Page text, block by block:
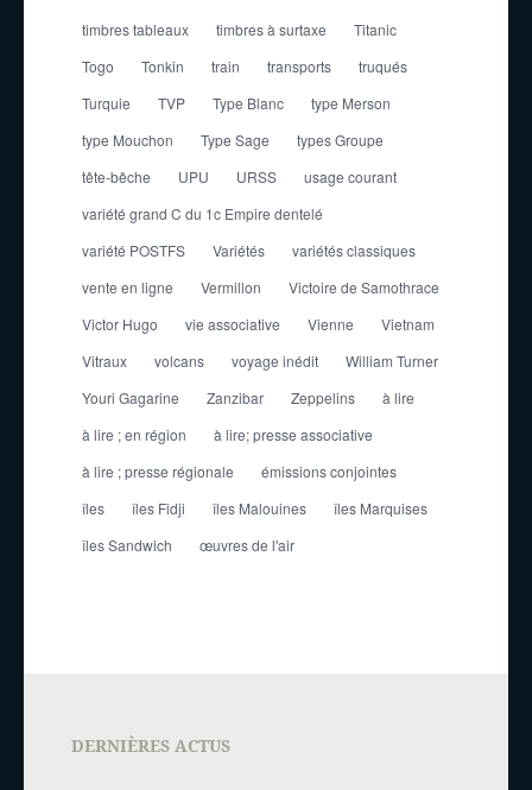
timbres tableaux
timbres à surtaxe
Titanic
Togo
Tonkin train transports
truqués
Turquie
TVP Type Blanc
type Merson
type Mouchon
Type Sage
types Groupe
tête-bêche
UPU URSS
usage courant
variété grand C du 1c Empire dentelé
variété POSTFS
Variétés
variétés classiques
vente en ligne
Vermillon
Victoire de Samothrace
Victor Hugo
vie associative Vienne
Vietnam
Vitraux
volcans voyage inédit
William Turner
Youri Gagarine
Zanzibar Zeppelins
à lire
à lire ; en région
à lire; presse associative
à lire ; presse régionale
émissions conjointes
îles
îles Fidji îles Malouines
îles Marquises
îles Sandwich
œuvres de l'air
DERNIÈRES ACTUS